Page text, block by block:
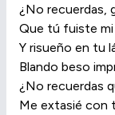
¿No recuerdas,
Que tú fuiste
Y risueño en tu
Blando beso
¿No recuerdas
Me extasié con